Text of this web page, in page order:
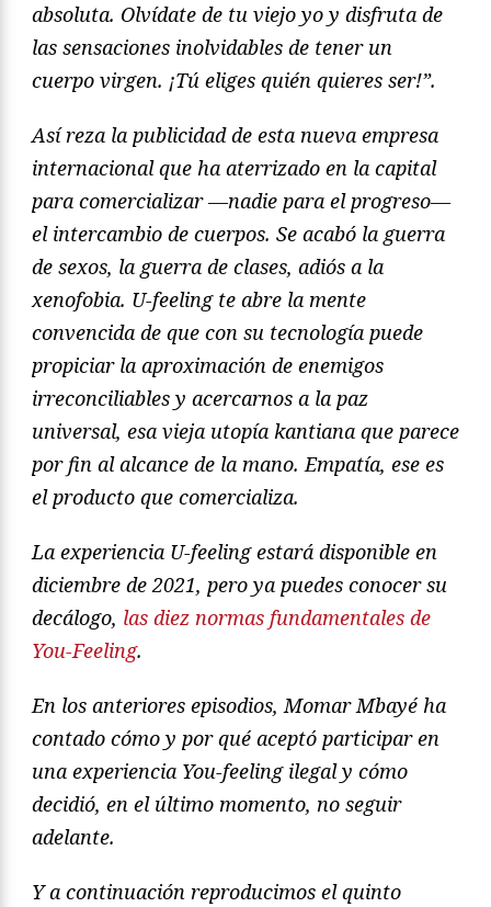
absoluta. Olvídate de tu viejo yo y disfruta de
las sensaciones inolvidables de tener un
cuerpo virgen. ¡Tú eliges quién quieres ser!”.
Así reza la publicidad de esta nueva empresa
internacional que ha aterrizado en la capital
para comercializar —nadie para el progreso—
el intercambio de cuerpos. Se acabó la guerra
de sexos, la guerra de clases, adiós a la
xenofobia. U-feeling te abre la mente
convencida de que con su tecnología puede
propiciar la aproximación de enemigos
irreconciliables y acercarnos a la paz
universal, esa vieja utopía kantiana que parece
por fin al alcance de la mano. Empatía, ese es
el producto que comercializa.
La experiencia U-feeling estará disponible en
diciembre de 2021, pero ya puedes conocer su
decálogo, las diez normas fundamentales de
You-Feeling.
En los anteriores episodios, Momar Mbayé ha
contado cómo y por qué aceptó participar en
una experiencia You-feeling ilegal y cómo
decidió, en el último momento, no seguir
adelante.
Y a continuación reproducimos el quinto